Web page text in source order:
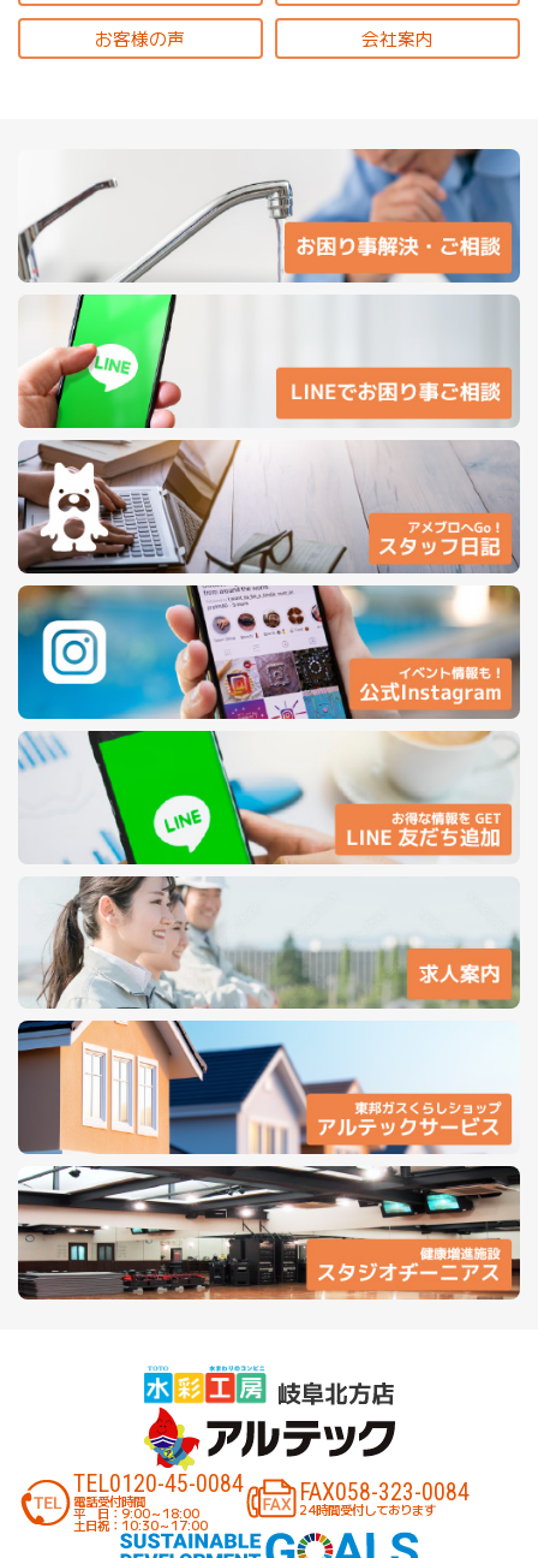
お客様の声 会社案内
TEL0120-45-0084
電話受付時間
平 日：9:00～18:00
土日祝：10:30～17:00
FAX058-323-0084
24時間受付しております